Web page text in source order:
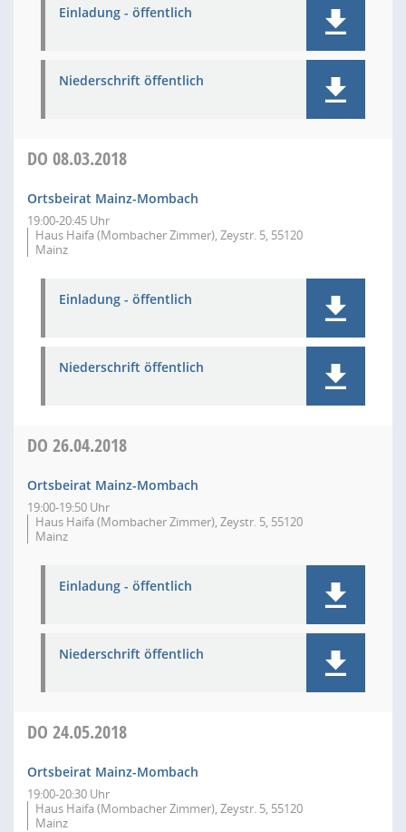
Einladung - öffentlich
Niederschrift öffentlich
DO 08.03.2018
Ortsbeirat Mainz-Mombach
19:00-20:45 Uhr
Haus Haifa (Mombacher Zimmer), Zeystr. 5, 55120
Mainz
Einladung - öffentlich
Niederschrift öffentlich
DO 26.04.2018
Ortsbeirat Mainz-Mombach
19:00-19:50 Uhr
Haus Haifa (Mombacher Zimmer), Zeystr. 5, 55120
Mainz
Einladung - öffentlich
Niederschrift öffentlich
DO 24.05.2018
Ortsbeirat Mainz-Mombach
19:00-20:30 Uhr
Haus Haifa (Mombacher Zimmer), Zeystr. 5, 55120
Mainz